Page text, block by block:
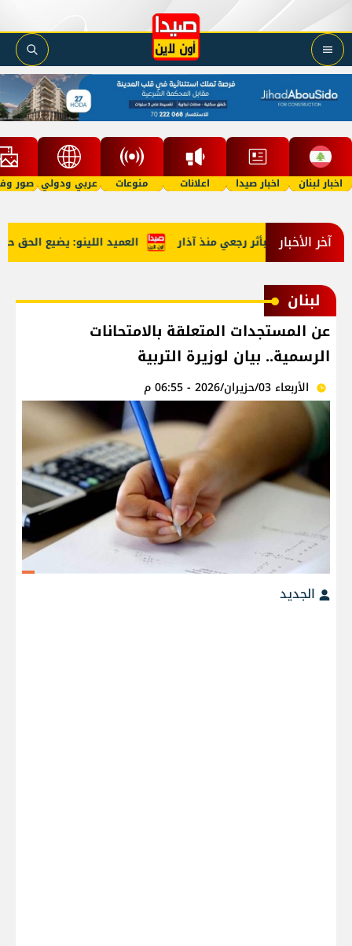
اخبار لبنان اخبار صيدا اعلانات منوعات عربي ودولي صور
آخر الأخبار العميد اللينو: يضيع الحق
لبنان
عن المستجدات المتعلقة بالامتحانات
الرسمية.. بيان لوزيرة التربية
الأربعاء 03/حزيران/2026 - 06:55 م
الجديد